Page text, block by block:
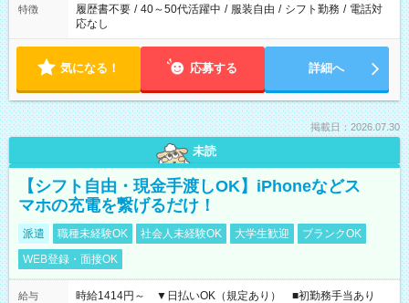
特徴 履歴書不要 / 40～50代活躍中 / 服装自由 / シフト勤務 / 電話対
応なし
気になる！ 応募する 詳細へ
掲載日：2026.07.30
未読
【シフト自由・現金手渡しOK】iPhoneなどス
マホの充電を繋げるだけ！
派遣 職種未経験OK 社会人未経験OK 大学生歓迎
ブランクOK
WEB登録・面接OK
給与
時給1414円～ ▼日払いOK（規定あり） ■初勤務手当あり